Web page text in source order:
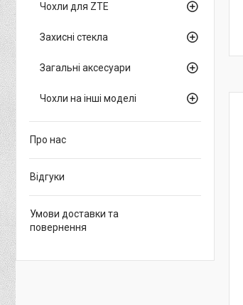
Чохли для ZTE
Захисні стекла
Загальні аксесуари
Чохли на інші моделі
Про нас
Відгуки
Умови доставки та
повернення